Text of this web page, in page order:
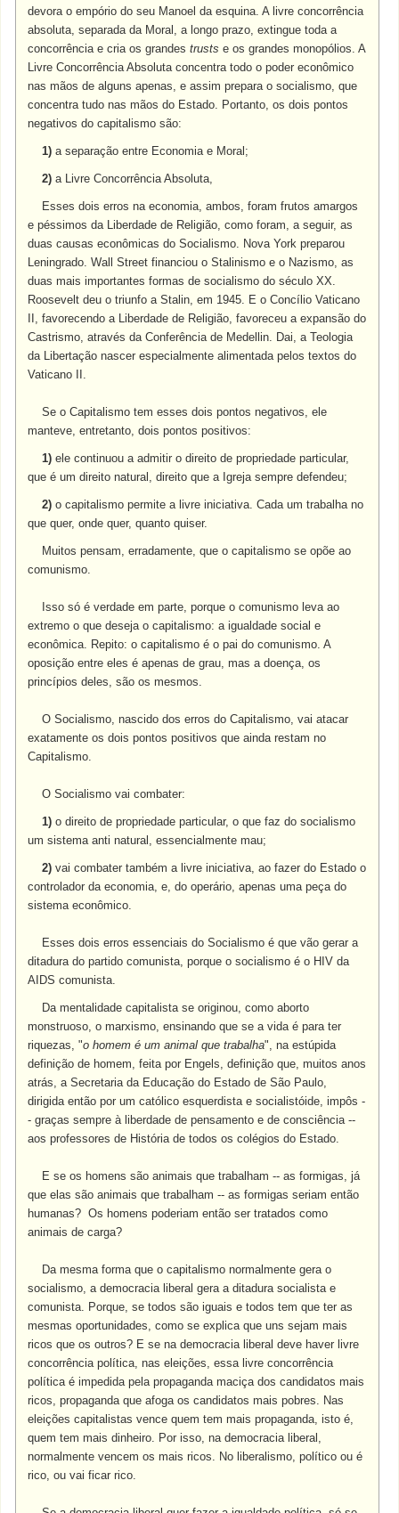
devora o empório do seu Manoel da esquina. A livre concorrência
absoluta, separada da Moral, a longo prazo, extingue toda a
concorrência e cria os grandestrusts e os grandes monopólios. A
Livre Concorrência Absoluta concentra todo o poder econômico
nas mãos de alguns apenas, e assim prepara o socialismo, que
concentra tudo nas mãos do Estado. Portanto, os dois pontos
negativos do capitalismo são:
1) a separação entre Economia e Moral;
2) a Livre Concorrência Absoluta,
Esses dois erros na economia, ambos, foram frutos amargos
e péssimos da Liberdade de Religião, como foram, a seguir, as
duas causas econômicas do Socialismo. Nova York preparou
Leningrado. Wall Street financiou o Stalinismo e o Nazismo, as
duas mais importantes formas de socialismo do século XX.
Roosevelt deu o triunfo a Stalin, em 1945. E o Concílio Vaticano
II, favorecendo a Liberdade de Religião, favoreceu a expansão do
Castrismo, através da Conferência de Medellin. Dai, a Teologia
da Libertação nascer especialmente alimentada pelos textos do
Vaticano II.
Se o Capitalismo tem esses dois pontos negativos, ele
manteve, entretanto, dois pontos positivos:
1) ele continuou a admitir o direito de propriedade particular,
que é um direito natural, direito que a Igreja sempre defendeu;
2) o capitalismo permite a livre iniciativa. Cada um trabalha no
que quer, onde quer, quanto quiser.
Muitos pensam, erradamente, que o capitalismo se opõe ao
comunismo.
Isso só é verdade em parte, porque o comunismo leva ao
extremo o que deseja o capitalismo: a igualdade social e
econômica. Repito: o capitalismo é o pai do comunismo. A
oposição entre eles é apenas de grau, mas a doença, os
princípios deles, são os mesmos.
O Socialismo, nascido dos erros do Capitalismo, vai atacar
exatamente os dois pontos positivos que ainda restam no
Capitalismo.
O Socialismo vai combater:
1) o direito de propriedade particular, o que faz do socialismo
um sistema anti natural, essencialmente mau;
2) vai combater também a livre iniciativa, ao fazer do Estado o
controlador da economia, e, do operário, apenas uma peça do
sistema econômico.
Esses dois erros essenciais do Socialismo é que vão gerar a
ditadura do partido comunista, porque o socialismo é o HIV da
AIDS comunista.
Da mentalidade capitalista se originou, como aborto
monstruoso, o marxismo, ensinando que se a vida é para ter
riquezas, "o homem é um animal que trabalha", na estúpida
definição de homem, feita por Engels, definição que, muitos anos
atrás, a Secretaria da Educação do Estado de São Paulo,
dirigida então por um católico esquerdista e socialistóide, impôs -
- graças sempre à liberdade de pensamento e de consciência --
aos professores de História de todos os colégios do Estado.
E se os homens são animais que trabalham -- as formigas, já
que elas são animais que trabalham -- as formigas seriam então
humanas? Os homens poderiam então ser tratados como
animais de carga?
Da mesma forma que o capitalismo normalmente gera o
socialismo, a democracia liberal gera a ditadura socialista e
comunista. Porque, se todos são iguais e todos tem que ter as
mesmas oportunidades, como se explica que uns sejam mais
ricos que os outros? E se na democracia liberal deve haver livre
concorrência política, nas eleições, essa livre concorrência
política é impedida pela propaganda maciça dos candidatos mais
ricos, propaganda que afoga os candidatos mais pobres. Nas
eleições capitalistas vence quem tem mais propaganda, isto é,
quem tem mais dinheiro. Por isso, na democracia liberal,
normalmente vencem os mais ricos. No liberalismo, político ou é
rico, ou vai ficar rico.